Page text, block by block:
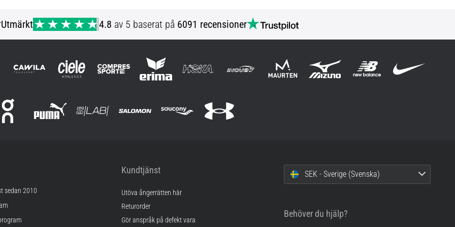
Utmärkt 4.8 av 5 baserat på 6091 recensioner
sedan 2010
Kundtjänst
Utöva ångerrätten här
Returorder
Gör anspråk på defekt vara
SEK - Sverige (Svenska)
Behöver du hjälp?